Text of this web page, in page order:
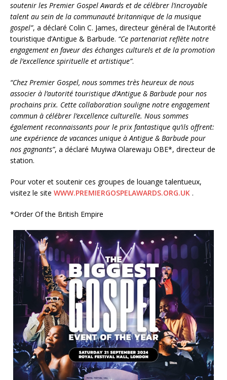
soutenir les Premier Gospel Awards et de célébrer l’incroyable
talent au sein de la communauté britannique de la musique
gospel”, a déclaré Colin C. James, directeur général de l’Autorité
touristique d’Antigue & Barbude. “Ce partenariat reflète notre
engagement en faveur des échanges culturels et de la promotion
de l’excellence spirituelle et artistique”.
“Chez Premier Gospel, nous sommes très heureux de nous
associer à l’autorité touristique d’Antigue & Barbude pour nos
prochains prix. Cette collaboration souligne notre engagement
commun à célébrer l’excellence culturelle. Nous sommes
également reconnaissants pour le prix fantastique qu’ils offrent:
une expérience de vacances unique à Antigue & Barbude pour
nos gagnants”, a déclaré Muyiwa Olarewaju OBE*, directeur de
station.
Pour voter et soutenir ces groupes de louange talentueux,
visitez le site WWW.PREMIERGOSPELAWARDS.ORG.UK .
*Order Of the British Empire